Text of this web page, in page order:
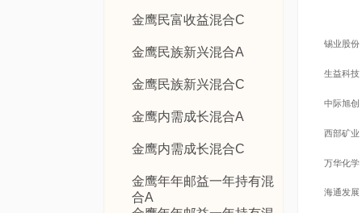
金鹰民富收益混合C
金鹰民族新兴混合A
金鹰民族新兴混合C
金鹰内需成长混合A
金鹰内需成长混合C
金鹰年年邮益一年持有混
合A
锡业股份
生益科技
中际旭创
西部矿业
万华化学
海通发展